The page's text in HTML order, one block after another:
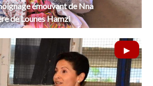
émouvant de Nna
de Lounes Hamzi